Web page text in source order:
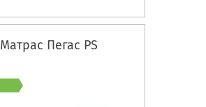
Матрас Пегас PS